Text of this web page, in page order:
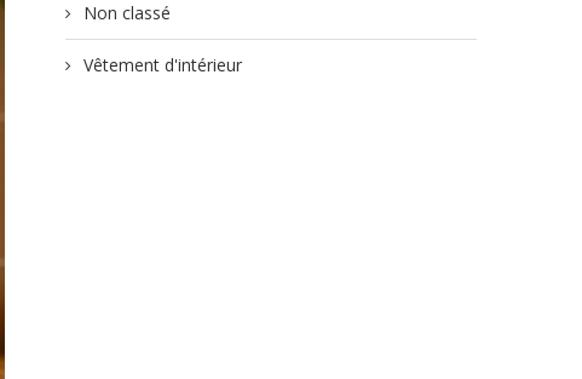
Non classé
Vêtement d'intérieur